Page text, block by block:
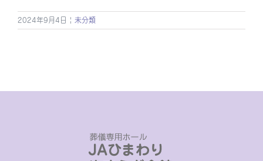
2024年9月4日 | 未分類